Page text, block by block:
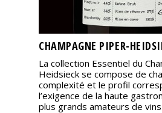
CHAMPAGNE PIPER-
La collection Essentiel du
Heidsieck se compose de
complexité et le profil
l’exigence de la haute
plus grands amateurs de